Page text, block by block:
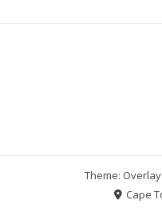
Theme:
Cape